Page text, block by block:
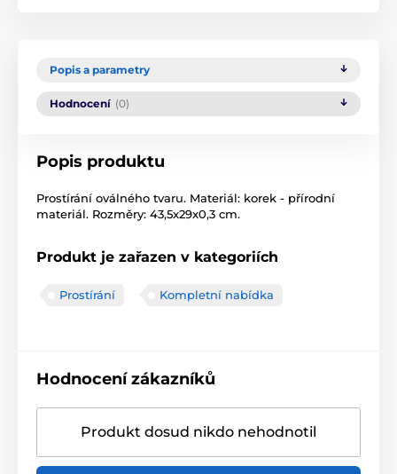
Popis a parametry
Hodnocení (0)
Popis produktu
Prostírání oválného tvaru. Materiál: korek - přírodní
materiál. Rozměry: 43,5x29x0,3 cm.
Produkt je zařazen v kategoriích
Prostírání Kompletní nabídka
Hodnocení zákazníků
Produkt dosud nikdo nehodnotil